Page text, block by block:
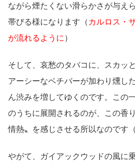
ながら煙たくない滑らかさが与え
帯びる様になります（ カルロス・
が流れるように ）
そして、哀愁のタバコに、スカッ
アーシーなベチバーが加わり燻し
ん渋みを増してゆくのです。この
のうちに展開されるのが、この香
情熱〟を感じさせる所以なのです
やがて、ガイアックウッドの風に